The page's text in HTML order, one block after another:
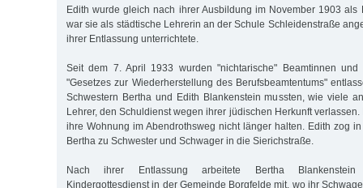
Edith wurde gleich nach ihrer Ausbildung im November 1903 als
war sie als städtische Lehrerin an der Schule Schleidenstraße
ihrer Entlassung unterrichtete.
Seit dem 7. April 1933 wurden "nichtarische" Beamtinnen und
"Gesetzes zur Wiederherstellung des Berufsbeamtentums"
Schwestern Bertha und Edith Blankenstein mussten, wie viele
Lehrer, den Schuldienst wegen ihrer jüdischen Herkunft
ihre Wohnung im Abendrothsweg nicht länger halten. Edith zog
Bertha zu Schwester und Schwager in die Sierichstraße.
Nach ihrer Entlassung arbeitete Bertha Blankenstein
Kindergottesdienst in der Gemeinde Borgfelde mit, wo ihr